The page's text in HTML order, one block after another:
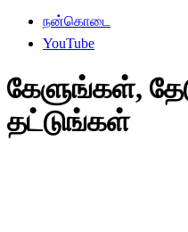
நன்கொடை
YouTube
கேளுங்கள்,
தட்டுங்கள்